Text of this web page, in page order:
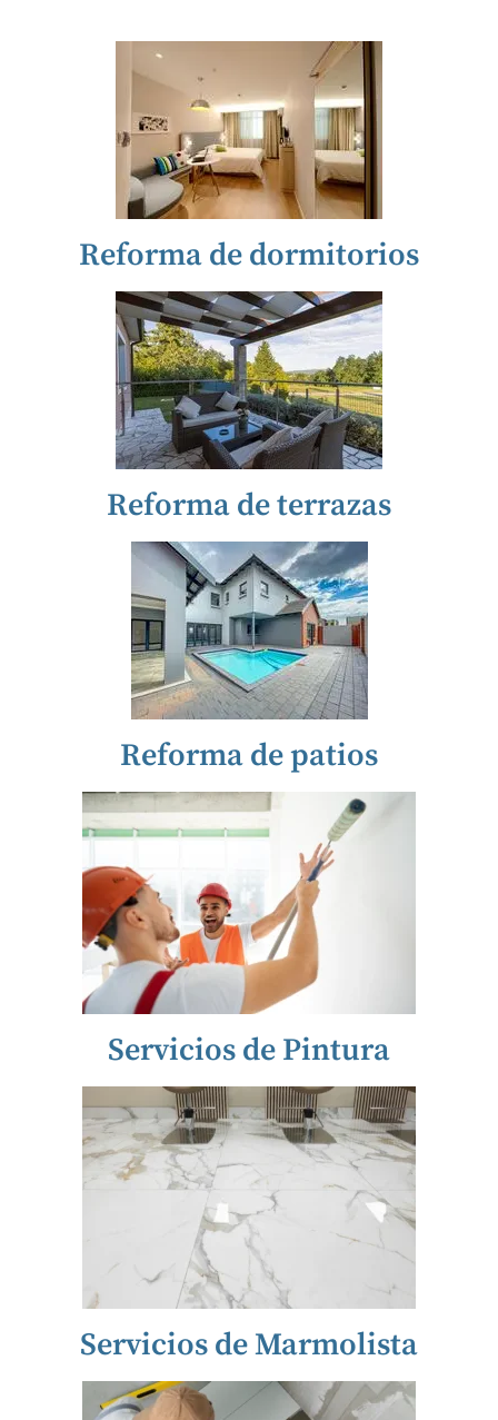
Reforma de dormitorios
Reforma de terrazas
Reforma de patios
Servicios de Pintura
Servicios de Marmolista